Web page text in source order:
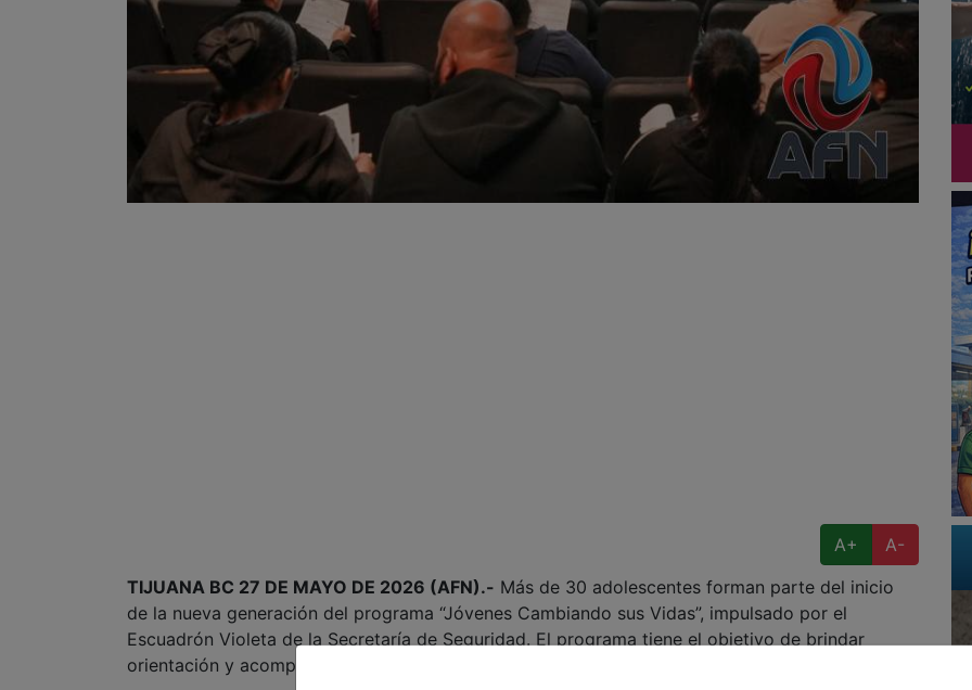
A+
A-
TIJUANA BC 27 DE MAYO DE 2026 (AFN).- Más de 30 adolescentes forman parte del inicio
de la nueva generación del programa “Jóvenes Cambiando sus Vidas”, impulsado por el
Escuadrón Violeta de la Secretaría de Seguridad. El programa tiene el objetivo de brindar
orientación y acompañamiento a jóvenes en situación de riesgo.